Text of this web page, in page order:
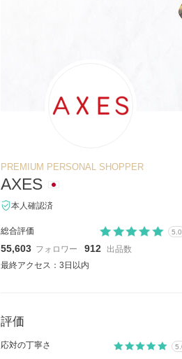
PREMIUM PERSONAL SHOPPER
AXES
本人確認済
総合評価 5.0
55,603 フォロワー 912 出品数
最終アクセス：3日以内
評価
応対の丁寧さ